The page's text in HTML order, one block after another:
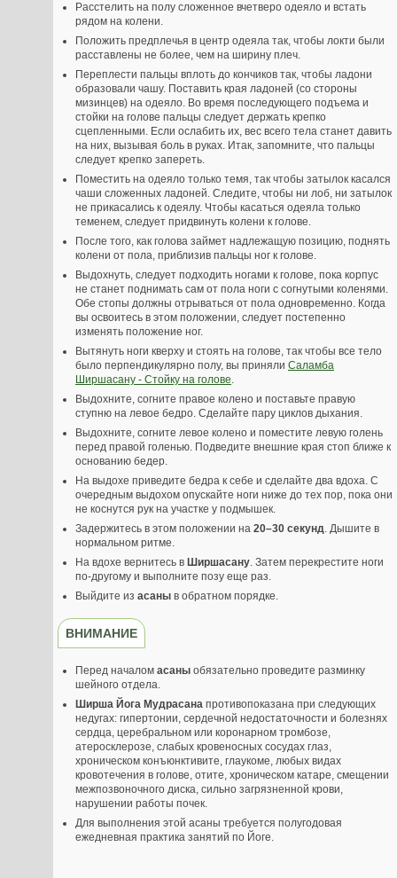
Расстелить на полу сложенное вчетверо одеяло и встать
рядом на колени.
Положить предплечья в центр одеяла так, чтобы локти были
расставлены не более, чем на ширину плеч.
Переплести пальцы вплоть до кончиков так, чтобы ладони
образовали чашу. Поставить края ладоней (со стороны
мизинцев) на одеяло. Во время последующего подъема и
стойки на голове пальцы следует держать крепко
сцепленными. Если ослабить их, вес всего тела станет давить
на них, вызывая боль в руках. Итак, запомните, что пальцы
следует крепко запереть.
Поместить на одеяло только темя, так чтобы затылок касался
чаши сложенных ладоней. Следите, чтобы ни лоб, ни затылок
не прикасались к одеялу. Чтобы касаться одеяла только
теменем, следует придвинуть колени к голове.
После того, как голова займет надлежащую позицию, поднять
колени от пола, приблизив пальцы ног к голове.
Выдохнуть, следует подходить ногами к голове, пока корпус
не станет поднимать сам от пола ноги с согнутыми коленями.
Обе стопы должны отрываться от пола одновременно. Когда
вы освоитесь в этом положении, следует постепенно
изменять положение ног.
Вытянуть ноги кверху и стоять на голове, так чтобы все тело
было перпендикулярно полу, вы приняли Саламба
Ширшасану - Стойку на голове.
Выдохните, согните правое колено и поставьте правую
ступню на левое бедро. Сделайте пару циклов дыхания.
Выдохните, согните левое колено и поместите левую голень
перед правой голенью. Подведите внешние края стоп ближе к
основанию бедер.
На выдохе приведите бедра к себе и сделайте два вдоха. С
очередным выдохом опускайте ноги ниже до тех пор, пока они
не коснутся рук на участке у подмышек.
Задержитесь в этом положении на 20–30 секунд. Дышите в
нормальном ритме.
На вдохе вернитесь в Ширшасану. Затем перекрестите ноги
по-другому и выполните позу еще раз.
Выйдите из асаны в обратном порядке.
ВНИМАНИЕ
Перед началом асаны обязательно проведите разминку
шейного отдела.
Ширша Йога Мудрасана противопоказана при следующих
недугах: гипертонии, сердечной недостаточности и болезнях
сердца, церебральном или коронарном тромбозе,
атеросклерозе, слабых кровеносных сосудах глаз,
хроническом конъюнктивите, глаукоме, любых видах
кровотечения в голове, отите, хроническом катаре, смещении
межпозвоночного диска, сильно загрязненной крови,
нарушении работы почек.
Для выполнения этой асаны требуется полугодовая
ежедневная практика занятий по Йоге.